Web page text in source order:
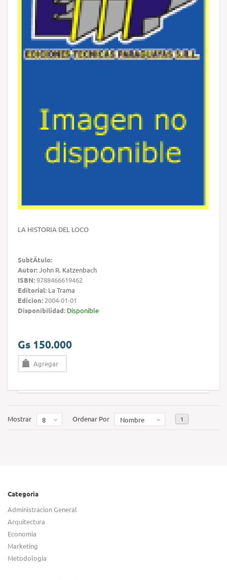
LA HISTORIA DEL LOCO
SubtÃ­tulo:
Autor:John R. Katzenbach
ISBN:9788466619462
Editorial: La Trama
Edicion: 2004-01-01
Disponibilidad: Disponible
Gs 150.000
Agregar
Mostrar 8 Ordenar Por Nombre 1
Categoria
Administracion General
Arquitectura
Economia
Marketing
Metodologia